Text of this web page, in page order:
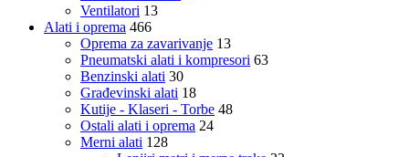
Ventilatori 13
Alati i oprema 466
Oprema za zavarivanje 13
Pneumatski alati i kompresori 63
Benzinski alati 30
Građevinski alati 18
Kutije - Klaseri - Torbe 48
Ostali alati i oprema 24
Merni alati 128